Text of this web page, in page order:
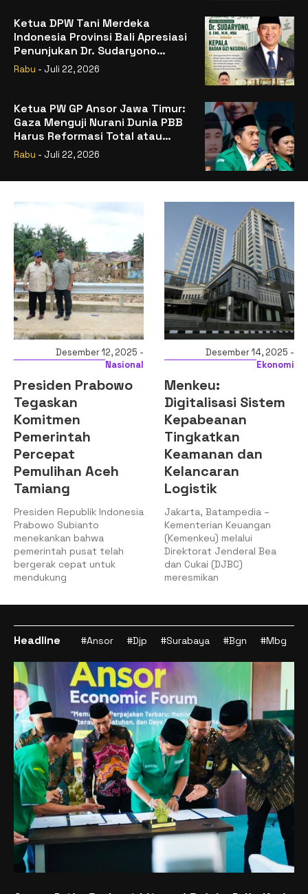
Ketua DPW Tani Merdeka
Indonesia Provinsi Bali Apresiasi
Penunjukan Dr. Sudaryono
sebagai Kepala Badan Gizi
Rabu - Juli 22, 2026
Ketua PW GP Ansor Jawa Timur:
Gaza Menguji Nurani Dunia PBB
Harus Reformasi Total atau
Kehilangan Legitimasi
Rabu - Juli 22, 2026
12, 2025 -
Aceh
Indonesia
telah
untuk
Desember 14, 2025 -
Menkeu:
Digitalisasi Sistem
Kepabeanan
Tingkatkan
Keamanan dan
Kelancaran
Jakarta, Batampedia –
Kementerian Keuangan
(Kemenkeu) melalui
Direktorat Jenderal Bea
dan Cukai (DJBC)
Setujui
PMN
Jakarta, 8/
Headline #Ansor #Djp #Surabaya #Bgn #Mbg